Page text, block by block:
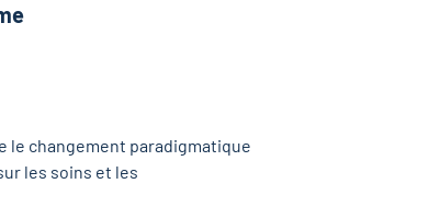
le changement paradigmatique
les soins et les